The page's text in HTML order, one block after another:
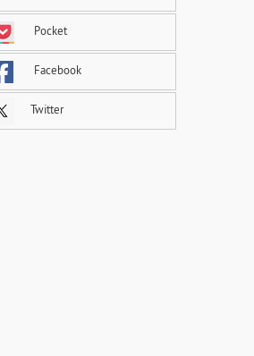
Pocket
Facebook
Twitter